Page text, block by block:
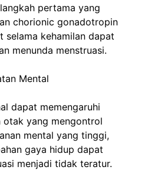
pertama yang
chorionic gonadotropin
selama kehamilan dapat
menunda menstruasi.
Mental
dapat memengaruhi
yang mengontrol
mental yang tinggi,
gaya hidup dapat
menjadi tidak teratur.